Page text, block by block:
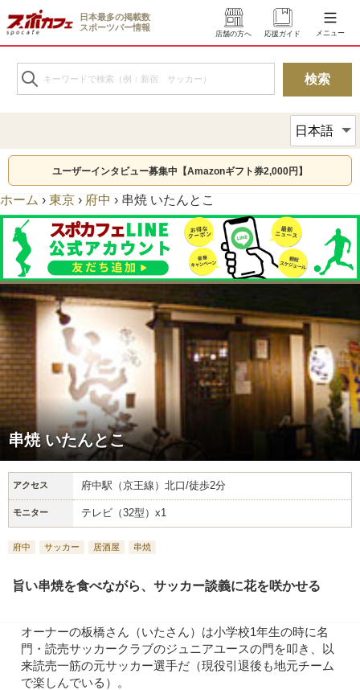
日本最多の掲載数
スポーツバー情報
店舗の方へ 応援ガイド メニュー
ユーザーインタビュー募集中【Amazonギフト券2,000円】
ホーム › 東京 › 府中 › 串焼 いたんとこ
串焼 いたんとこ
アクセス 府中駅（京王線）北口/徒歩2分
モニター テレビ（32型）x1
府中 サッカー 居酒屋 串焼
旨い串焼を食べながら、サッカー談義に花を咲かせる
オーナーの板橋さん（いたさん）は小学校1年生の時に名
門・読売サッカークラブのジュニアユースの門を叩き、以
来読売一筋の元サッカー選手だ（現役引退後も地元チーム
で楽しんでいる）。